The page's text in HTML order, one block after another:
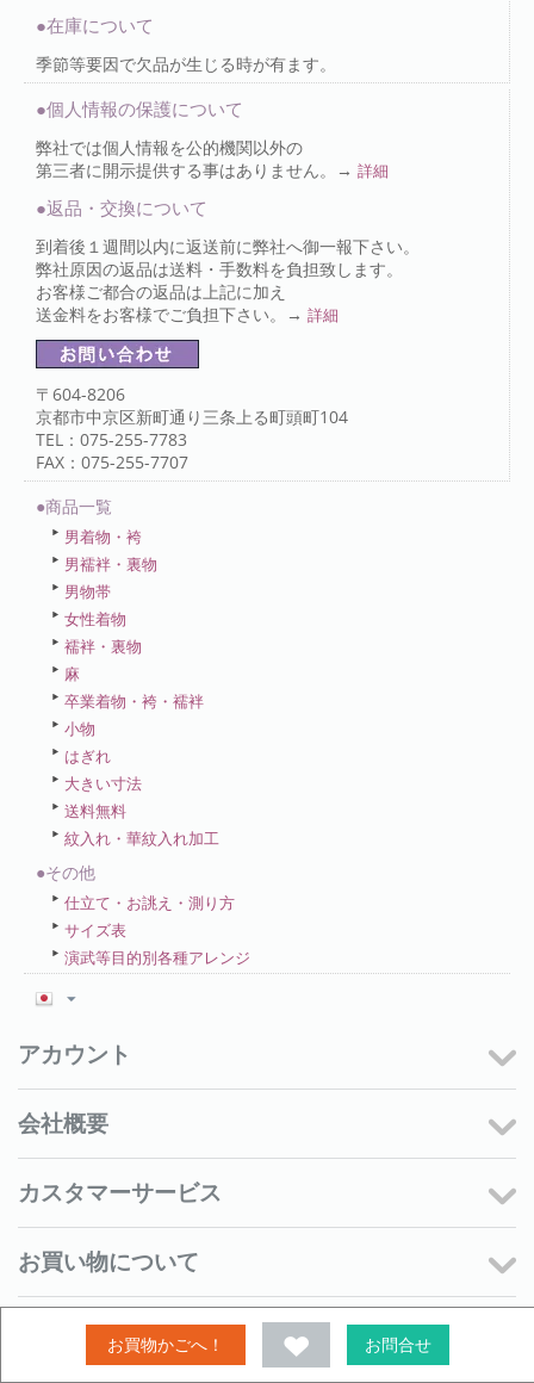
お買物かごへ！ お問合せ
●在庫について
季節等要因で欠品が生じる時が有ます。
●個人情報の保護について
弊社では個人情報を公的機関以外の
第三者に開示提供する事はありません。→ 詳細
●返品・交換について
到着後１週間以内に返送前に弊社へ御一報下さい。
弊社原因の返品は送料・手数料を負担致します。
お客様ご都合の返品は上記に加え
送金料をお客様でご負担下さい。→ 詳細
〒604-8206
京都市中京区新町通り三条上る町頭町104
TEL：075-255-7783
FAX：075-255-7707
●商品一覧
男着物・袴
男襦袢・裏物
男物帯
女性着物
襦袢・裏物
麻
卒業着物・袴・襦袢
小物
はぎれ
大きい寸法
送料無料
紋入れ・華紋入れ加工
●その他
仕立て・お誂え・測り方
サイズ表
演武等目的別各種アレンジ
アカウント
会社概要
カスタマーサービス
お買い物について
メルマガ＆SNS